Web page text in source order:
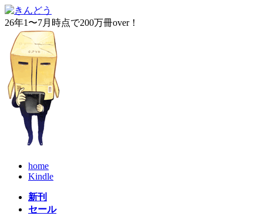
コ
ン
ン
ツ
へ
ス
キ
ッ
ナ
ビ
ー
シ
ョ
ン
に
移
26年1〜7月時点で200万冊over！
home
Kindle
新刊
セール